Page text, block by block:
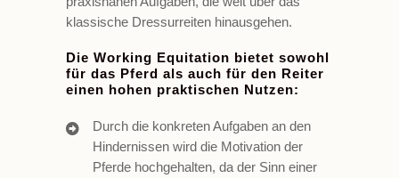
klassische Dressurreiten hinausgehen.
Die Working Equitation bietet sowohl
für das Pferd als auch für den Reiter
einen hohen praktischen Nutzen:
Durch die konkreten Aufgaben an den
Hindernissen wird die Motivation der
Pferde hochgehalten, da der Sinn einer